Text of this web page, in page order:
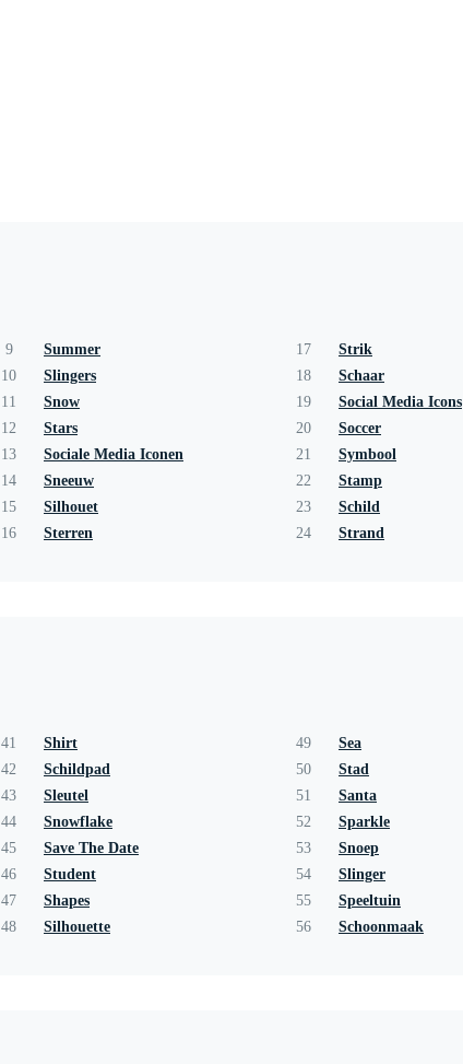
9
Summer
10
Slingers
11
Snow
12
Stars
13
Sociale Media Iconen
14
Sneeuw
15
Silhouet
16
Sterren
17
Strik
18
Schaar
19
Social Media Icons
20
Soccer
21
Symbool
22
Stamp
23
Schild
24
Strand
41
Shirt
42
Schildpad
43
Sleutel
44
Snowflake
45
Save The Date
46
Student
47
Shapes
48
Silhouette
49
Sea
50
Stad
51
Santa
52
Sparkle
53
Snoep
54
Slinger
55
Speeltuin
56
Schoonmaak